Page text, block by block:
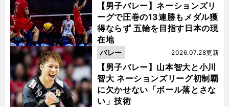
【男子バレー】ネーションズリ
ーグで圧巻の13連勝もメダル獲
得ならず 五輪を目指す日本の現
在地
【男子バレー】山本智大と小川
智大 ネーションズリーグ初制覇
に欠かせない「ボール落とさな
い」技術
2026.07.28更新
バレー